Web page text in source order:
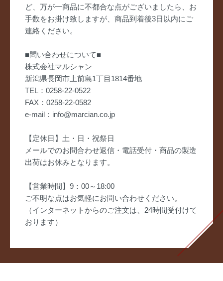
ど、万が一商品に不都合な点がございましたら、お
手数をお掛け致しますが、商品到着後3日以内にご
連絡ください。
■問い合わせについて■
株式会社マルシャン
新潟県長岡市上前島1丁目1814番地
TEL：0258-22-0522
FAX：0258-22-0582
e-mail：info@marcian.co.jp
【定休日】土・日・祝祭日
メールでのお問合わせ返信・電話受付・商品の製造
出荷はお休みとなります。
【営業時間】9：00～18:00
ご不明な点はお気軽にお問い合わせください。
（インターネットからのご注文は、24時間受付けて
おります）